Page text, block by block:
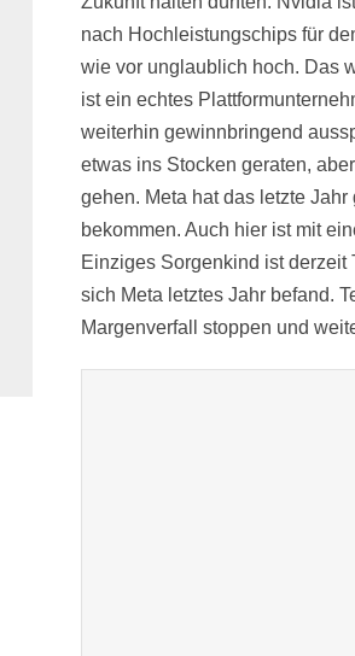
nach Hochleistungschips für
wie vor unglaublich hoch. Das
ist ein echtes
weiterhin gewinnbringend
etwas ins Stocken geraten,
gehen. Meta hat das letzte
bekommen. Auch hier ist mit
Einziges Sorgenkind ist
sich Meta letztes Jahr befand.
Margenverfall stoppen und